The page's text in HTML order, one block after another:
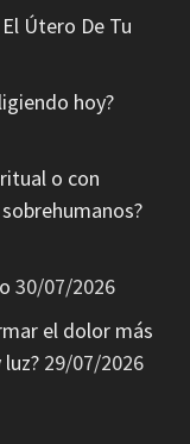
Útero De Tu
hoy?
o con
30/07/2026
el dolor más
29/07/2026